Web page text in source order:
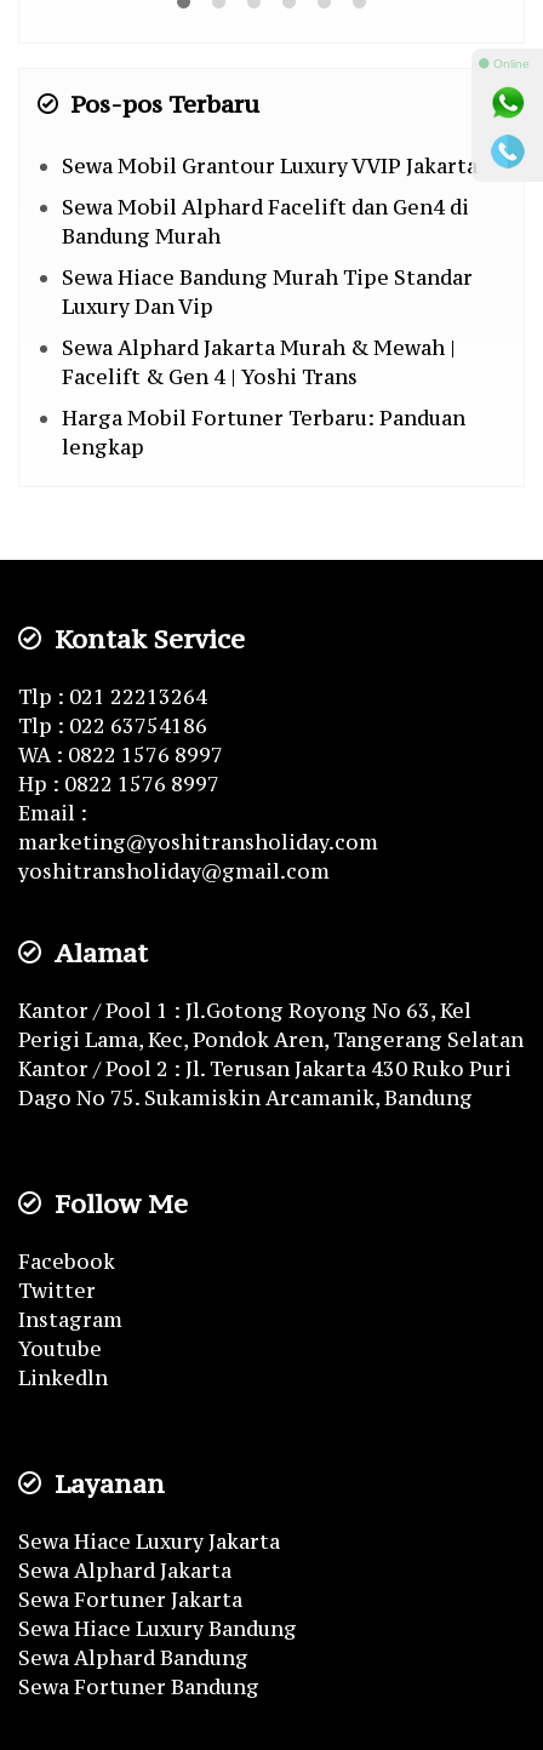
Pos-pos Terbaru
Sewa Mobil Grantour Luxury VVIP Jakarta
Sewa Mobil Alphard Facelift dan Gen4 di
Bandung Murah
Sewa Hiace Bandung Murah Tipe Standar
Luxury Dan Vip
Sewa Alphard Jakarta Murah & Mewah |
Facelift & Gen 4 | Yoshi Trans
Harga Mobil Fortuner Terbaru: Panduan
lengkap
Kontak Service
Tlp : 021 22213264
Tlp : 022 63754186
WA : 0822 1576 8997
Hp : 0822 1576 8997
Email :
marketing@yoshitransholiday.com
yoshitransholiday@gmail.com
Alamat
Kantor / Pool 1 : Jl.Gotong Royong No 63, Kel
Perigi Lama, Kec, Pondok Aren, Tangerang Selatan
Kantor / Pool 2 : Jl. Terusan Jakarta 430 Ruko Puri
Dago No 75. Sukamiskin Arcamanik, Bandung
Follow Me
Facebook
Twitter
Instagram
Youtube
Linkedln
Layanan
Sewa Hiace Luxury Jakarta
Sewa Alphard Jakarta
Sewa Fortuner Jakarta
Sewa Hiace Luxury Bandung
Sewa Alphard Bandung
Sewa Fortuner Bandung
⚫ Online